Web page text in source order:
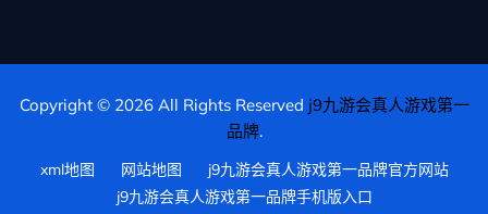
Copyright © 2026 All Rights Reserved j9九游会真人游戏第一
品牌.
xml地图 网站地图
j9九游会真人游戏第一品牌官方网站
j9九游会真人游戏第一品牌手机版入口